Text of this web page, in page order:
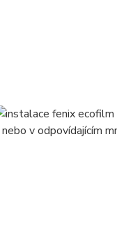
v odpovídajícím